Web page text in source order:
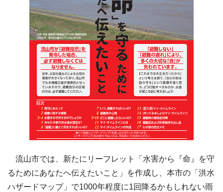
流山市では、新たにリーフレット「水害から『命』を守
るためにあなたへ伝えたいこと」を作成し、本市の「洪水
ハザードマップ」で1000年程度に1回降るかもしれない雨